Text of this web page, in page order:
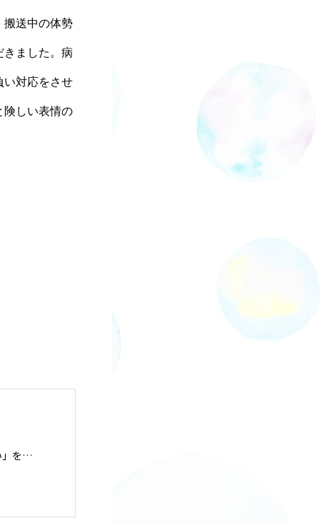
搬送中の体勢
きました。病
い対応をさせ
険しい表情の
看護はたのしいをつくるを掲げ、 人生の「たのしい」を共に創ります。 障がいや病気に関わらず 思いのままいきたいところややりたいことを 一緒に叶えるサービスを提供しています。